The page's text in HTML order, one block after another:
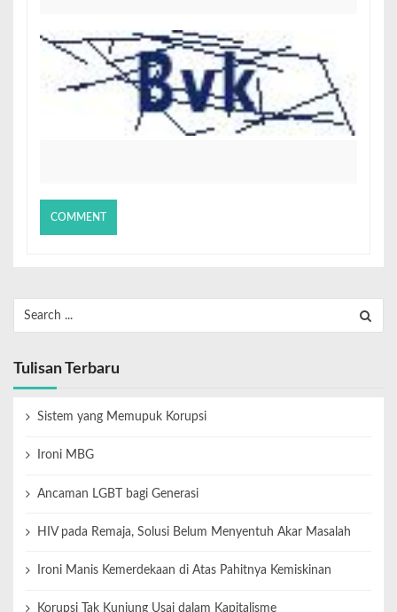
Tulisan Terbaru
Sistem yang Memupuk Korupsi
Ironi MBG
Ancaman LGBT bagi Generasi
HIV pada Remaja, Solusi Belum Menyentuh Akar Masalah
Ironi Manis Kemerdekaan di Atas Pahitnya Kemiskinan
Korupsi Tak Kunjung Usai dalam Kapitalisme